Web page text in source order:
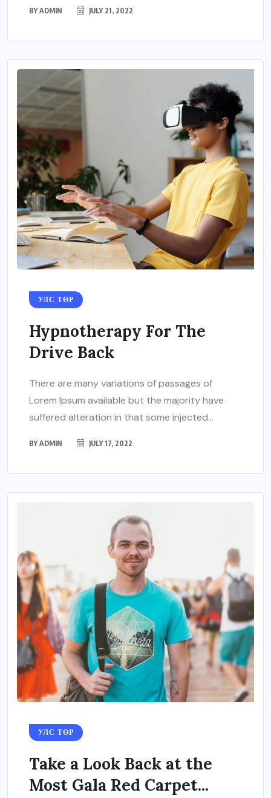
BYADMIN JULY 21, 2022
УЛС ТӨР
Hypnotherapy For The
Drive Back
There are many variations of passages of
Lorem Ipsum available but the majority have
suffered alteration in that some injected...
BYADMIN JULY 17, 2022
УЛС ТӨР
Take a Look Back at the
Most Gala Red Carpet...